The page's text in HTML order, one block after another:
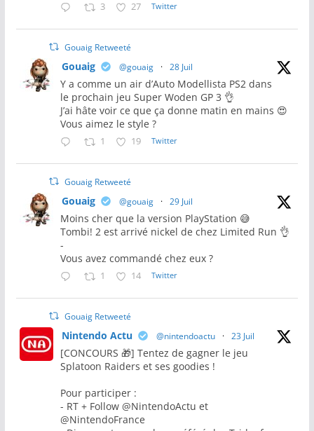
3 27 Twitter
Gouaig Retweeté
Gouaig @gouaig · 28 Juil
Y a comme un air d’Auto Modellista PS2 dans
le prochain jeu Super Woden GP 3 👌
J’ai hâte voir ce que ça donne matin en mains 😍
Vous aimez le style ?
1 19 Twitter
Gouaig Retweeté
Gouaig @gouaig · 29 Juil
Moins cher que la version PlayStation 😅
Tombi! 2 est arrivé nickel de chez Limited Run 👌
-
Vous avez commandé chez eux ?
1 14 Twitter
Gouaig Retweeté
Nintendo Actu @nintendoactu · 23 Juil
[CONCOURS 🎁] Tentez de gagner le jeu
Splatoon Raiders et ses goodies !
Pour participer :
- RT + Follow @NintendoActu et
@NintendoFrance